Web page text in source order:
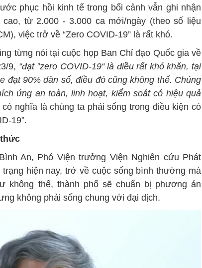
phục hồi kinh tế trong bối cảnh vẫn ghi nhận
từ 2.000 - 3.000 ca mới/ngày (theo số liệu
việc trở về “Zero COVID-19” là rất khó.
từng nói tại cuộc họp Ban Chỉ đạo Quốc gia về
9, “đạt ”zero COVID-19“ là điều rất khó khăn, tại
đạt 90% dân số, điều đó cũng không thể. Chúng
ứng an toàn, linh hoạt, kiểm soát có hiệu quả
nghĩa là chúng ta phải sống trong điều kiện có
19”.
An, Phó Viện trưởng Viện Nghiên cứu Phát
hiện nay, trở về cuộc sống bình thường mà
không thể, thành phố sẽ chuẩn bị phương án
không phải sống chung với đại dịch.